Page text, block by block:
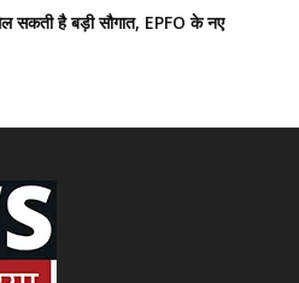
सकती है बड़ी सौगात, EPFO के नए